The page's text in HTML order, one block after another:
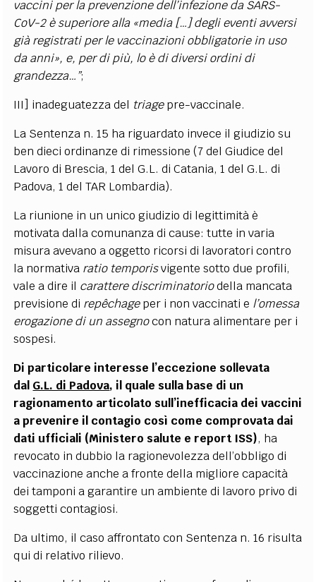
vaccini per la prevenzione dell’infezione da SARS-
CoV-2 è superiore alla «media […] degli eventi avversi
già registrati per le vaccinazioni obbligatorie in uso
da anni», e, per di più, lo è di diversi ordini di
grandezza…”;
III] inadeguatezza del triagepre-vaccinale.
La Sentenza n. 15 ha riguardato invece il giudizio su
ben dieci ordinanze di rimessione (7 del Giudice del
Lavoro di Brescia, 1 del G.L. di Catania, 1 del G.L. di
Padova, 1 del TAR Lombardia).
La riunione in un unico giudizio di legittimità è
motivata dalla comunanza di cause: tutte in varia
misura avevano a oggetto ricorsi di lavoratori contro
la normativa ratio temporisvigente sotto due profili,
vale a dire il carattere discriminatoriodella mancata
previsione di repêchageper i non vaccinati e l’omessa
erogazione di un assegnocon natura alimentare per i
sospesi.
Di particolare interesse l’eccezione sollevata
dal G.L. di Padova, il quale sulla base di un
ragionamento articolato sull’inefficacia dei vaccini
a prevenire il contagio così come comprovata dai
dati ufficiali (Ministero salute e report ISS), ha
revocato in dubbio la ragionevolezza dell’obbligo di
vaccinazione anche a fronte della migliore capacità
dei tamponi a garantire un ambiente di lavoro privo di
soggetti contagiosi.
Da ultimo, il caso affrontato con Sentenza n. 16 risulta
qui di relativo rilievo.